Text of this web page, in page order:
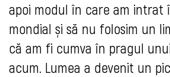
apoi modul în care am intrat
mondial și să nu folosim un
că am fi cumva în pragul
acum. Lumea a devenit un